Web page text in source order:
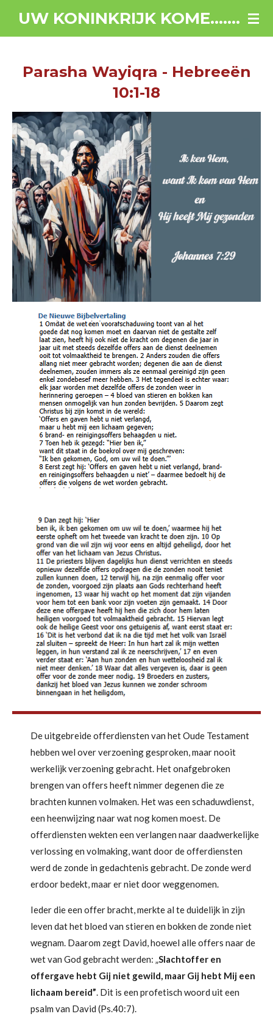
hoofdinhoud
UW KONINKRIJK KOME.......
Parasha Wayiqra - Hebreeën
10:1-18
De uitgebreide offerdiensten van het Oude Testament
hebben wel over verzoening gesproken, maar nooit
werkelijk verzoening gebracht. Het onafgebroken
brengen van offers heeft nimmer degenen die ze
brachten kunnen volmaken. Het was een schaduwdienst,
een heenwijzing naar wat nog komen moest. De
offerdiensten wekten een verlangen naar daadwerkelijke
verlossing en volmaking, want door de offerdiensten
werd de zonde in gedachtenis gebracht. De zonde werd
erdoor bedekt, maar er niet door weggenomen.
Ieder die een offer bracht, merkte al te duidelijk in zijn
leven dat het bloed van stieren en bokken de zonde niet
wegnam. Daarom zegt David, hoewel alle offers naar de
wet van God gebracht werden: „Slachtoffer en
offergave hebt Gij niet gewild, maar Gij hebt Mij een
lichaam bereid”. Dit is een profetisch woord uit een
psalm van David (Ps.40:7).